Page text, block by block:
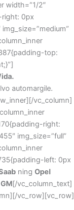
width=”1/2″
right: 0px
top:
automargile.
vc_column]
right:
img_size=”full”
left: 0px
ning Opel
[/vc_column_text]
vc_row][vc_row]